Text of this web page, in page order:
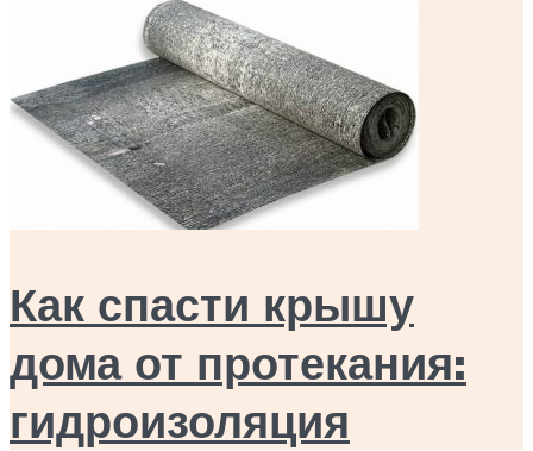
Как спасти крышу
дома от протекания:
гидроизоляция